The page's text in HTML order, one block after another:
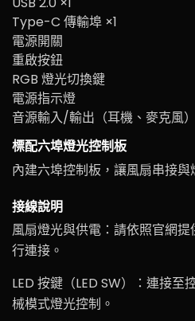
Type-C 傳輸埠 ×1
電源開關
重啟按鈕
RGB 燈光切換鍵
電源指示燈
音源輸入/輸出（耳機、麥克風）
標配六埠燈光控制板
內建六埠控制板，讓風扇串接與
接線說明
風扇燈光與供電：請依照官網
行連接。
LED 按鍵（LED SW）：連接至
械模式燈光控制。